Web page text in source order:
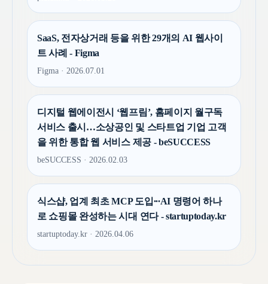
SaaS, 전자상거래 등을 위한 29개의 AI 웹사이
트 사례 - Figma
Figma · 2026.07.01
디지털 웹에이전시 ‘웹프림’, 홈페이지 월구독
서비스 출시…소상공인 및 스타트업 기업 고객
을 위한 통합 웹 서비스 제공 - beSUCCESS
beSUCCESS · 2026.02.03
식스샵, 업계 최초 MCP 도입∙∙∙AI 명령어 하나
로 쇼핑몰 완성하는 시대 연다 - startuptoday.kr
startuptoday.kr · 2026.04.06